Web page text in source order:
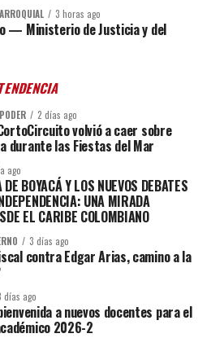
3 horas ago
— Ministerio de Justicia y del
2 días ago
volvió a caer sobre
durante las Fiestas del Mar
ago
BOYACÁ Y LOS NUEVOS DEBATES
UNA MIRADA
EL CARIBE COLOMBIANO
3 días ago
contra Edgar Arias, camino a la
días ago
a nuevos docentes para el
2026-2